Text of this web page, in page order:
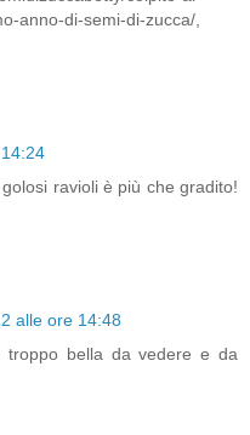
anno-di-semi-di-zucca/,
ravioli è più che gradito!
alle ore 14:48
troppo bella da vedere e da